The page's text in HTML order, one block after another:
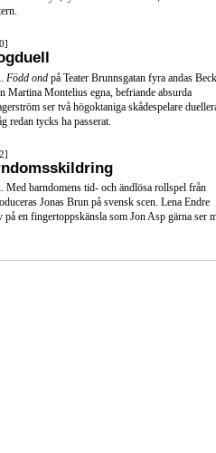
Född ond på Teater Brunnsgatan fyra andas
Martina Montelius egna, befriande absurda
ser två högoktaniga skådespelare
redan tycks ha passerat.
barndomens tid- och ändlösa rollspel från
Jonas Brun på svensk scen. Lena Endre
en fingertoppskänsla som Jon Asp gärna ser